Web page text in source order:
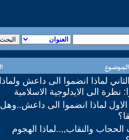
لماذا انضموا الى داعش ولماذا
نظرة الى الايدلوجية الاسلامية
الاول لماذا انضموا الى داعش..وهل
الحجاب والنقاب,,..لماذا الهجوم